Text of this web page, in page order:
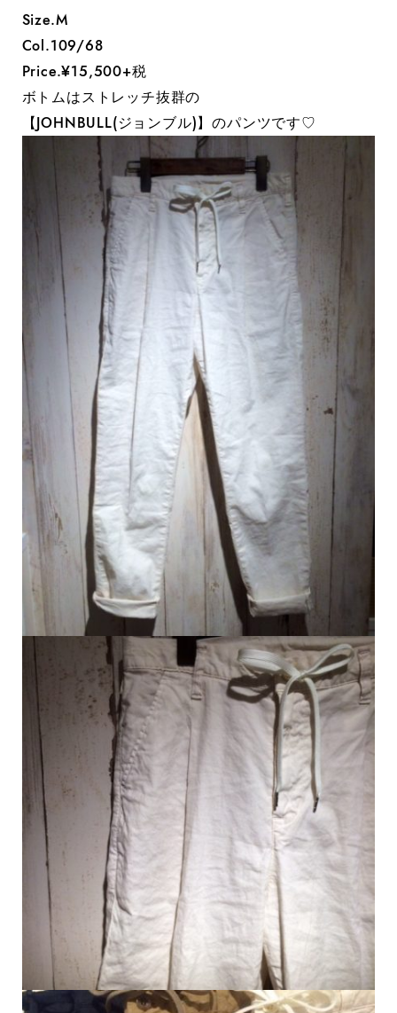
Size.M
Col.109/68
Price.¥15,500+税
ボトムはストレッチ抜群の
【JOHNBULL(ジョンブル)】のパンツです♡